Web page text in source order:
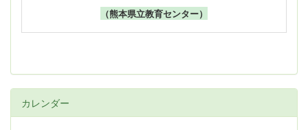
（熊本県立教育センター）
カレンダー